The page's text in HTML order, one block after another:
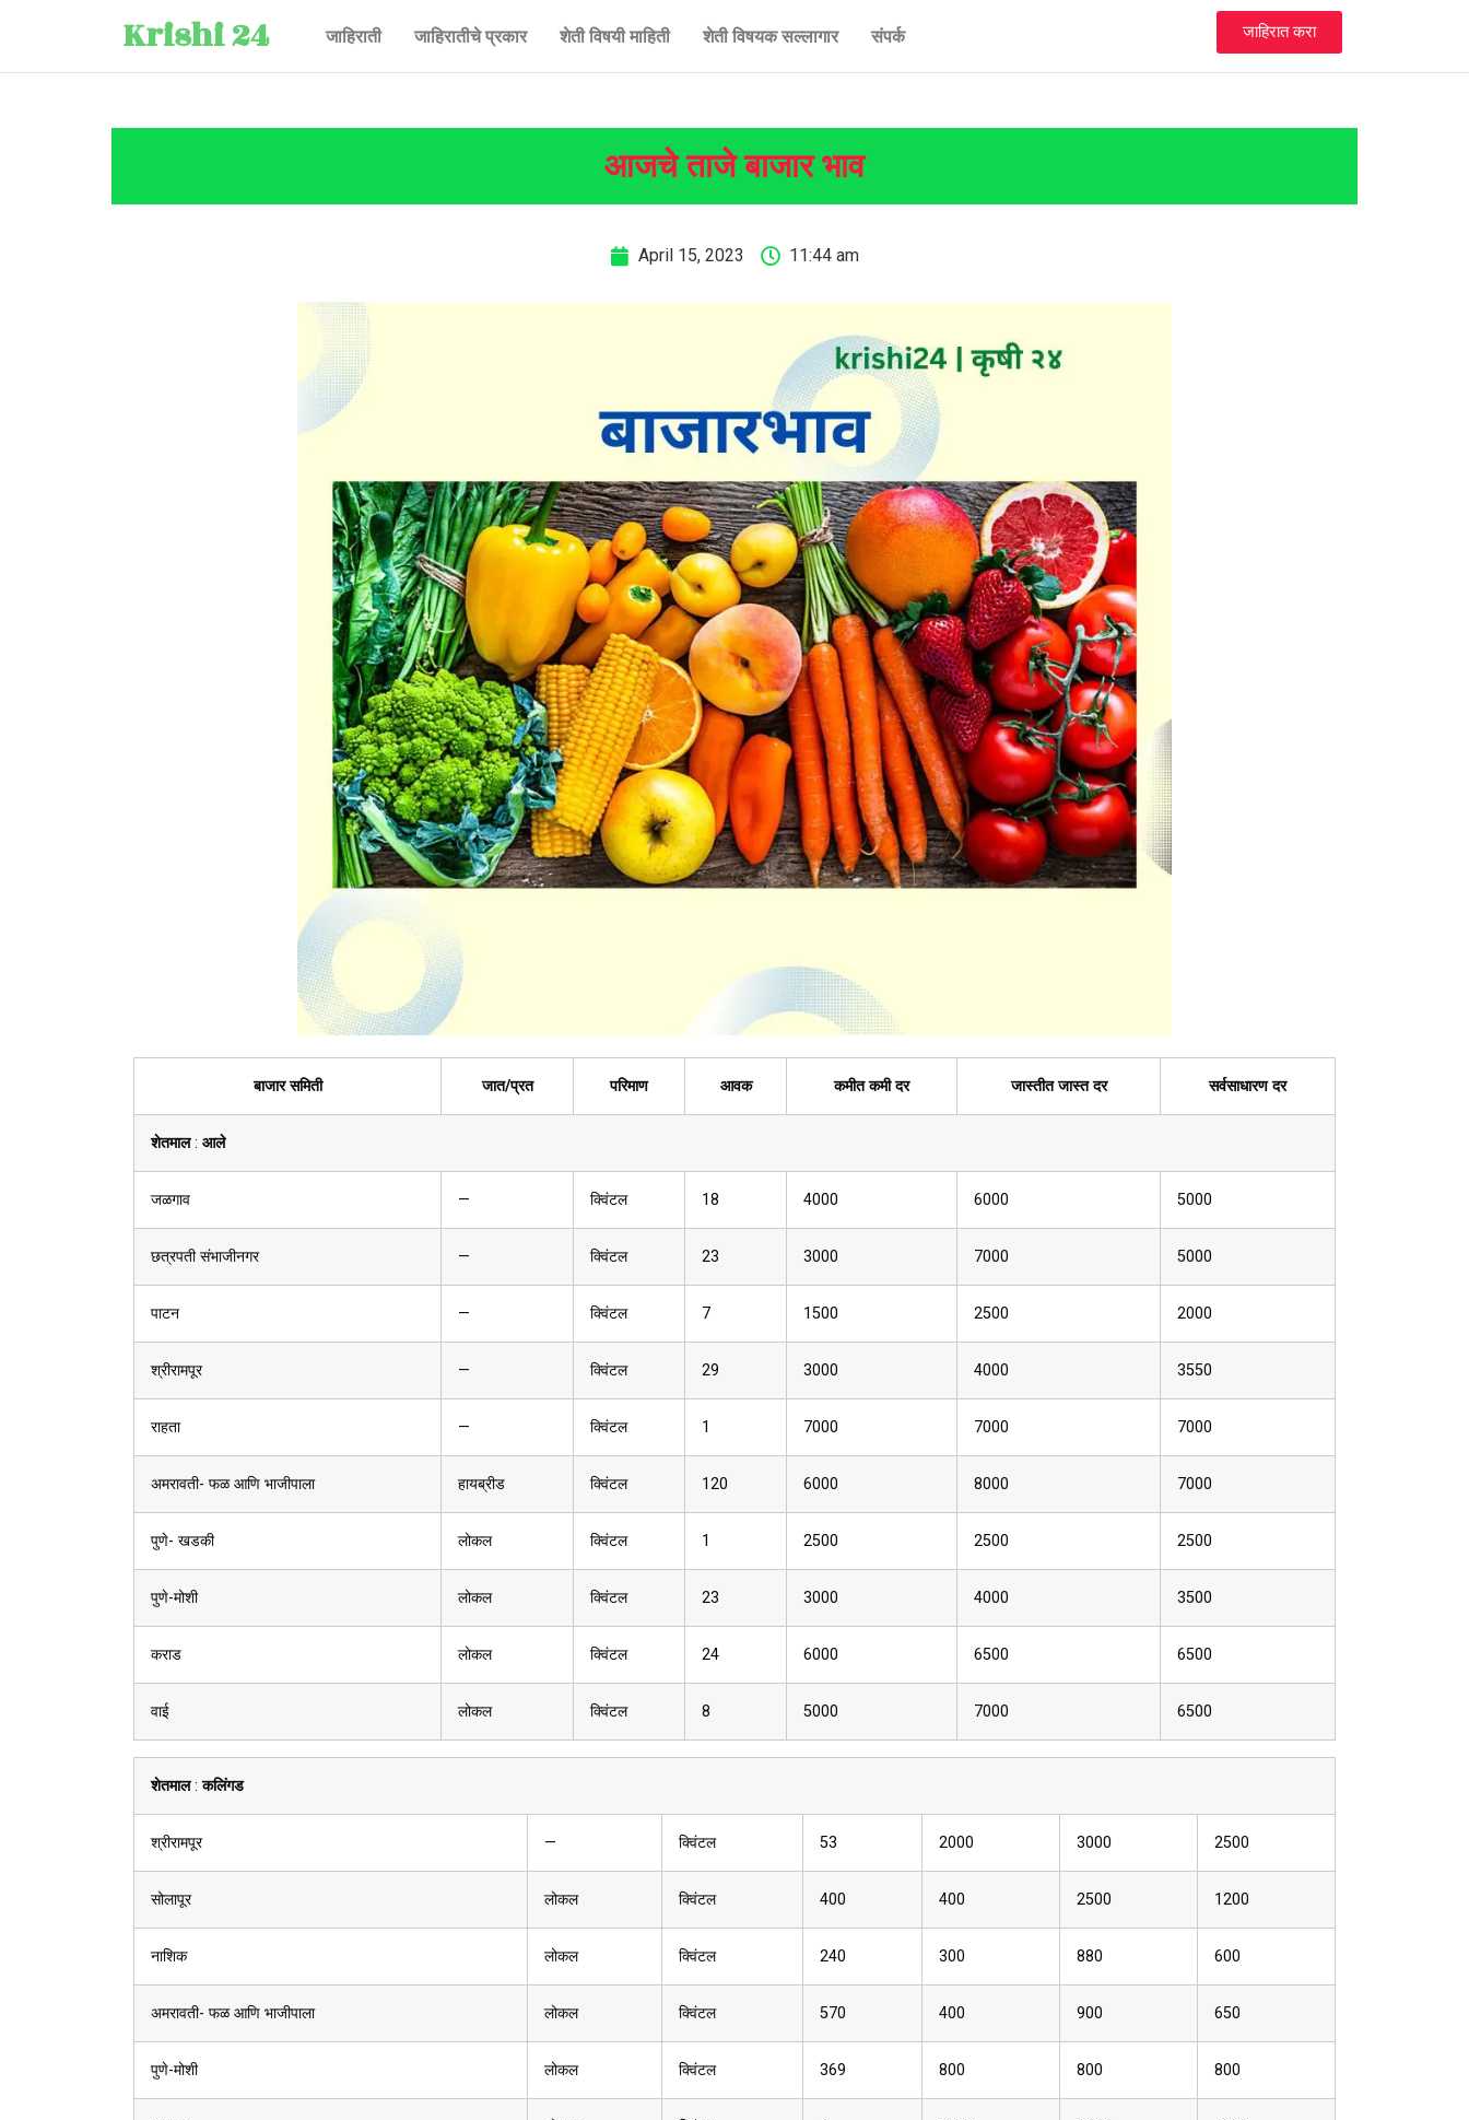
Krishi 24 जाहिराती जाहिरातीचे प्रकार शेती विषयी माहिती शेती विषयक सल्लागार संपर्क जाहिरात करा
आजचे ताजे बाजार भाव
April 15, 2023 11:44 am
बाजार समिती जात/प्रत परिमाण आवक कमीत कमी दर जास्तीत जास्त दर सर्वसाधारण दर
शेतमाल: आले
जळगाव — क्विंटल 18 4000 6000 5000
छत्रपती संभाजीनगर — क्विंटल 23 3000 7000 5000
पाटन — क्विंटल 7 1500 2500 2000
श्रीरामपूर — क्विंटल 29 3000 4000 3550
राहता — क्विंटल 1 7000 7000 7000
अमरावती- फळ आणि भाजीपाला हायब्रीड क्विंटल 120 6000 8000 7000
पुणे- खडकी लोकल क्विंटल 1 2500 2500 2500
पुणे-मोशी लोकल क्विंटल 23 3000 4000 3500
कराड लोकल क्विंटल 24 6000 6500 6500
वाई लोकल क्विंटल 8 5000 7000 6500
शेतमाल:कलिंगड
श्रीरामपूर — क्विंटल 53 2000 3000 2500
सोलापूर लोकल क्विंटल 400 400 2500 1200
नाशिक लोकल क्विंटल 240 300 880 600
अमरावती- फळ आणि भाजीपाला लोकल क्विंटल 570 400 900 650
पुणे-मोशी लोकल क्विंटल 369 800 800 800